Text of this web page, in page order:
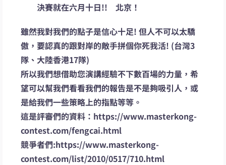
決賽就在六月十日!! 北京！
雖然我對我們的點子是信心十足! 但人不可以太驕
傲，要認真的跟對岸的敵手拼個你死我活! (台灣3
隊、大陸香港17隊)
所以我們想借助您演講經驗不下數百場的力量，希
望可以幫我們看看我們的報告是不是夠吸引人，或
是給我們一些策略上的指點等等。
這是評審們的資料：https://www.masterkong-
contest.com/fengcai.html
競爭者們:https://www.masterkong-
contest.com/list/2010/0517/710.html